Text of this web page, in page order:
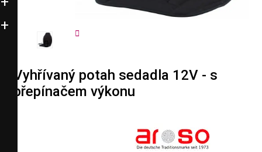


Vyhřívaný potah sedadla 12V - s
přepínačem výkonu